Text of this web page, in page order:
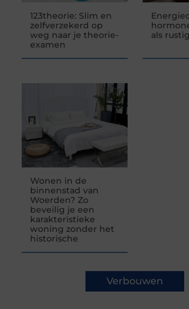
123theorie: Slim en
zelfverzekerd op
weg naar je theorie-
examen
als
Wonen in de
binnenstad van
Woerden? Zo
beveilig je een
karakteristieke
woning zonder het
historische
Verbouwen